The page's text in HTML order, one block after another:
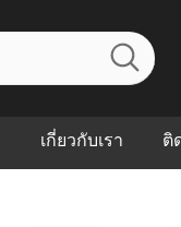
เกี่ยวกับเรา ติ